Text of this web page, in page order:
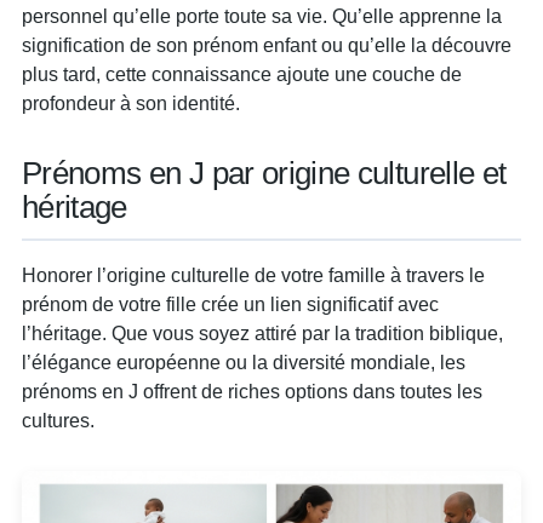
personnel qu’elle porte toute sa vie. Qu’elle apprenne la
signification de son prénom enfant ou qu’elle la découvre
plus tard, cette connaissance ajoute une couche de
profondeur à son identité.
Prénoms en J par origine culturelle et
héritage
Honorer l’origine culturelle de votre famille à travers le
prénom de votre fille crée un lien significatif avec
l’héritage. Que vous soyez attiré par la tradition biblique,
l’élégance européenne ou la diversité mondiale, les
prénoms en J offrent de riches options dans toutes les
cultures.